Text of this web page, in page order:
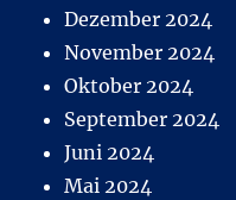
Dezember 2024
November 2024
Oktober 2024
September 2024
Juni 2024
Mai 2024